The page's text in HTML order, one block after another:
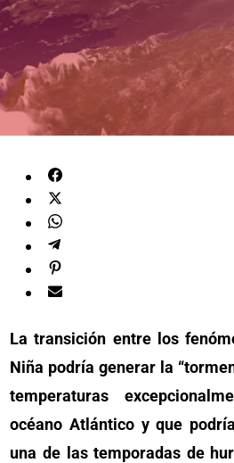
La transición entre los
Niña podría generar la
temperaturas
océano Atlántico y que
una de las temporadas de